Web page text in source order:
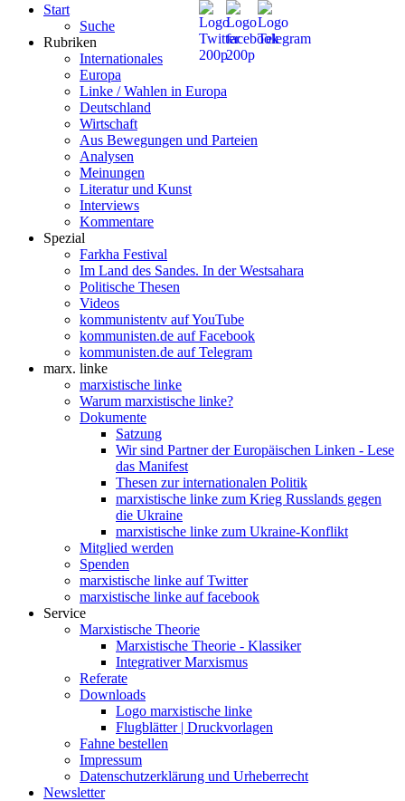
Start
Suche
Rubriken
Internationales
Europa
Linke / Wahlen in Europa
Deutschland
Wirtschaft
Aus Bewegungen und Parteien
Analysen
Meinungen
Literatur und Kunst
Interviews
Kommentare
Spezial
Farkha Festival
Im Land des Sandes. In der Westsahara
Politische Thesen
Videos
kommunistentv auf YouTube
kommunisten.de auf Facebook
kommunisten.de auf Telegram
marx. linke
marxistische linke
Warum marxistische linke?
Dokumente
Satzung
Wir sind Partner der Europäischen Linken - Lese
das Manifest
Thesen zur internationalen Politik
marxistische linke zum Krieg Russlands gegen
die Ukraine
marxistische linke zum Ukraine-Konflikt
Mitglied werden
Spenden
marxistische linke auf Twitter
marxistische linke auf facebook
Service
Marxistische Theorie
Marxistische Theorie - Klassiker
Integrativer Marxismus
Referate
Downloads
Logo marxistische linke
Flugblätter | Druckvorlagen
Fahne bestellen
Impressum
Datenschutzerklärung und Urheberrecht
Newsletter